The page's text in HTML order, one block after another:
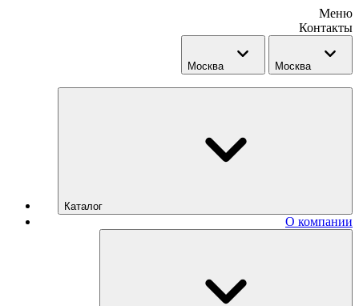
Меню
Контакты
Москва Москва
Каталог
О компании